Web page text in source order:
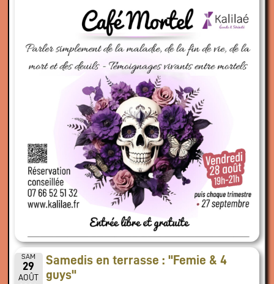
SAM
29
AOÛT
Samedis en terrasse : "Femie & 4
guys"